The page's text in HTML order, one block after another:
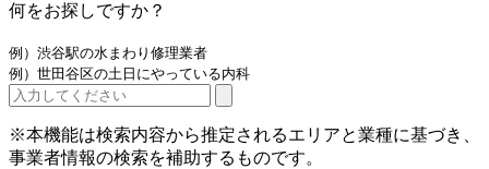
何をお探しですか？
例）渋谷駅の水まわり修理業者
例）世田谷区の土日にやっている内科
※本機能は検索内容から推定されるエリアと業種に基づき、
事業者情報の検索を補助するものです。